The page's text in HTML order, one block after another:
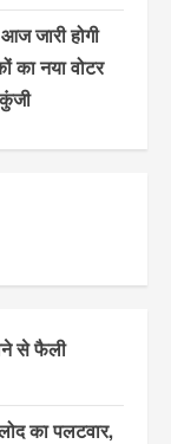
जारी होगी
का नया वोटर
से फैली
का पलटवार,